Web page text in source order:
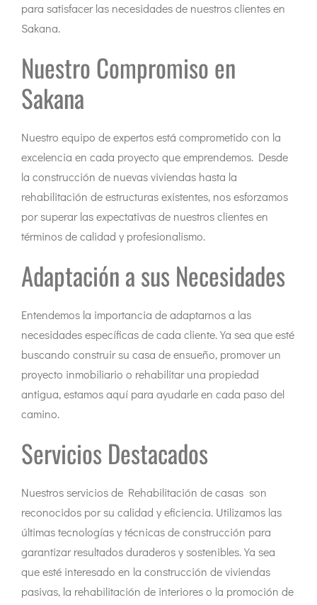
para satisfacer las necesidades de nuestros clientes en
Sakana.
Nuestro Compromiso en
Sakana
Nuestro equipo de expertos está comprometido con la
excelencia en cada proyecto que emprendemos. Desde
la construcción de nuevas viviendas hasta la
rehabilitación de estructuras existentes, nos esforzamos
por superar las expectativas de nuestros clientes en
términos de calidad y profesionalismo.
Adaptación a sus Necesidades
Entendemos la importancia de adaptarnos a las
necesidades específicas de cada cliente. Ya sea que esté
buscando construir su casa de ensueño, promover un
proyecto inmobiliario o rehabilitar una propiedad
antigua, estamos aquí para ayudarle en cada paso del
camino.
Servicios Destacados
Nuestros servicios de Rehabilitación de casas son
reconocidos por su calidad y eficiencia. Utilizamos las
últimas tecnologías y técnicas de construcción para
garantizar resultados duraderos y sostenibles. Ya sea
que esté interesado en la construcción de viviendas
pasivas, la rehabilitación de interiores o la promoción de